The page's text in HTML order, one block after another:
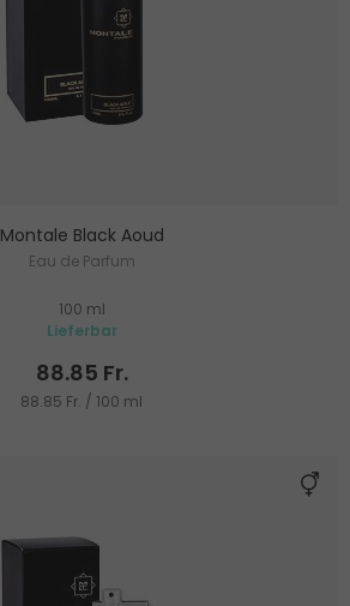
Montale Black Aoud
Eau de Parfum
100 ml
Lieferbar
88.85 Fr.
88.85 Fr. / 100 ml